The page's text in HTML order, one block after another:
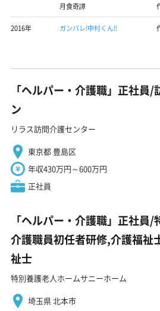
月食奇譚
2016年 ガンバレ!中村くん!!
「ヘルパー・介護職」正社員
ン
リラス訪問介護センター
東京都 豊島区
年収430万円～600万円
正社員
「ヘルパー・介護職」正社員
介護職員初任者研修,介護福祉
祉士
特別養護老人ホームサニーホーム
埼玉県 北本市